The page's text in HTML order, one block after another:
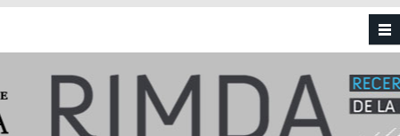
Vés al contingut